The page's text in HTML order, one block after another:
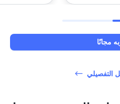
مجانًا
التفصيلي